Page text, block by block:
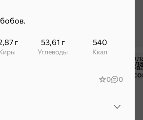
г
Жиры
53,61 г
Углеводы
540
ккал
0 0